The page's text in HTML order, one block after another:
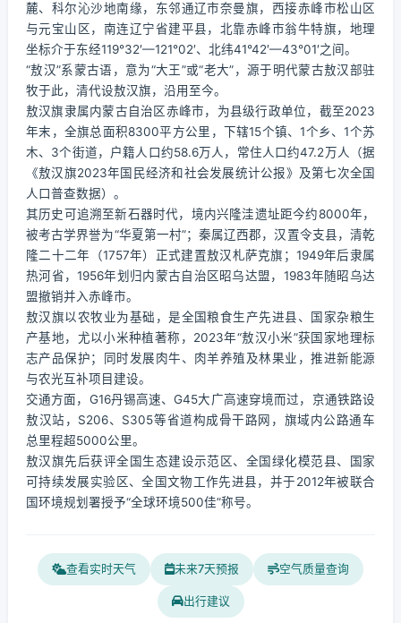
麓、科尔沁沙地南缘，东邻通辽市奈曼旗，西接赤峰市松山区
与元宝山区，南连辽宁省建平县，北靠赤峰市翁牛特旗，地理
坐标介于东经119°32′—121°02′、北纬41°42′—43°01′之间。
“敖汉”系蒙古语，意为“大王”或“老大”，源于明代蒙古敖汉部驻
牧于此，清代设敖汉旗，沿用至今。
敖汉旗隶属内蒙古自治区赤峰市，为县级行政单位，截至2023
年末，全旗总面积8300平方公里，下辖15个镇、1个乡、1个苏
木、3个街道，户籍人口约58.6万人，常住人口约47.2万人（据
《敖汉旗2023年国民经济和社会发展统计公报》及第七次全国
人口普查数据）。
其历史可追溯至新石器时代，境内兴隆洼遗址距今约8000年，
被考古学界誉为“华夏第一村”；秦属辽西郡，汉置令支县，清乾
隆二十二年（1757年）正式建置敖汉札萨克旗；1949年后隶属
热河省，1956年划归内蒙古自治区昭乌达盟，1983年随昭乌达
盟撤销并入赤峰市。
敖汉旗以农牧业为基础，是全国粮食生产先进县、国家杂粮生
产基地，尤以小米种植著称，2023年“敖汉小米”获国家地理标
志产品保护；同时发展肉牛、肉羊养殖及林果业，推进新能源
与农光互补项目建设。
交通方面，G16丹锡高速、G45大广高速穿境而过，京通铁路设
敖汉站，S206、S305等省道构成骨干路网，旗域内公路通车
总里程超5000公里。
敖汉旗先后获评全国生态建设示范区、全国绿化模范县、国家
可持续发展实验区、全国文物工作先进县，并于2012年被联合
国环境规划署授予“全球环境500佳”称号。
查看实时天气 未来7天预报 空气质量查询
出行建议